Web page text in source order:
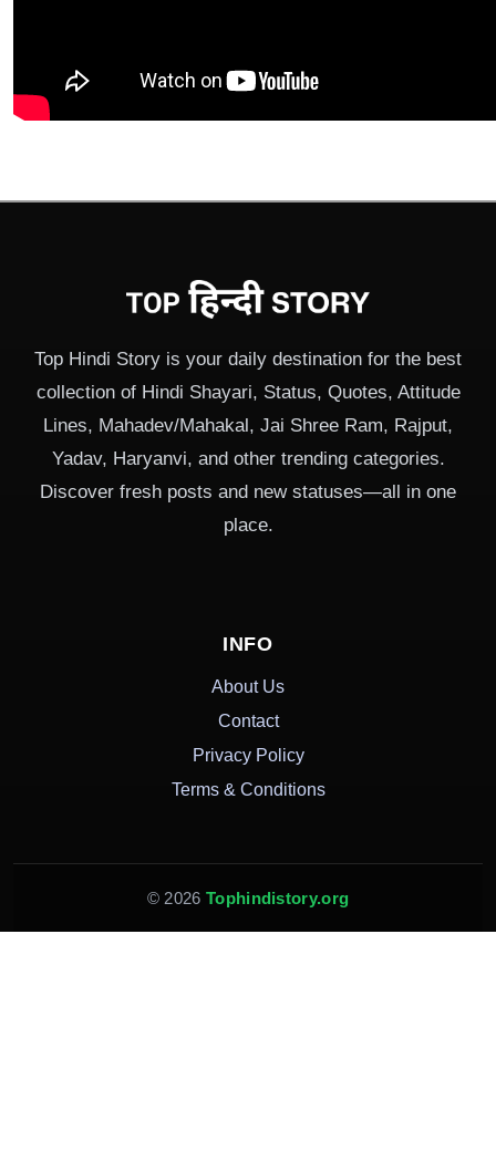
Top Hindi Story is your daily destination for the best
collection of Hindi Shayari, Status, Quotes, Attitude
Lines, Mahadev/Mahakal, Jai Shree Ram, Rajput,
Yadav, Haryanvi, and other trending categories.
Discover fresh posts and new statuses—all in one
place.
INFO
About Us
Contact
Privacy Policy
Terms & Conditions
© 2026 Tophindistory.org